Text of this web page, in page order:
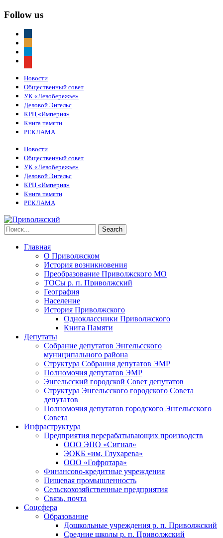
Follow us
Новости
Общественный совет
УК «Левобережье»
Деловой Энгельс
КРЦ «Империя»
Книга памяти
РЕКЛАМА
Новости
Общественный совет
УК «Левобережье»
Деловой Энгельс
КРЦ «Империя»
Книга памяти
РЕКЛАМА
Главная
О Приволжском
История возникновения
Преобразование Приволжского МО
ТОСы р. п. Приволжский
География
Население
История Приволжского
Одноклассники Приволжского
Книга Памяти
Депутаты
Собрание депутатов Энгельсского
муниципального района
Структура Собрания депутатов ЭМР
Полномочия депутатов ЭМР
Энгельсский городской Совет депутатов
Структура Энгельсского городского Совета
депутатов
Полномочия депутатов городского Энгельсского
Совета
Инфраструктура
Предприятия перерабатывающих производств
ООО ЭПО «Сигнал»
ЭОКБ «им. Глухарева»
ООО «Гофротара»
Финансово-кредитные учреждения
Пищевая промышленность
Сельскохозяйственные предприятия
Связь, почта
Соцсфера
Образование
Дошкольные учреждения р. п. Приволжский
Средние школы р. п. Приволжский